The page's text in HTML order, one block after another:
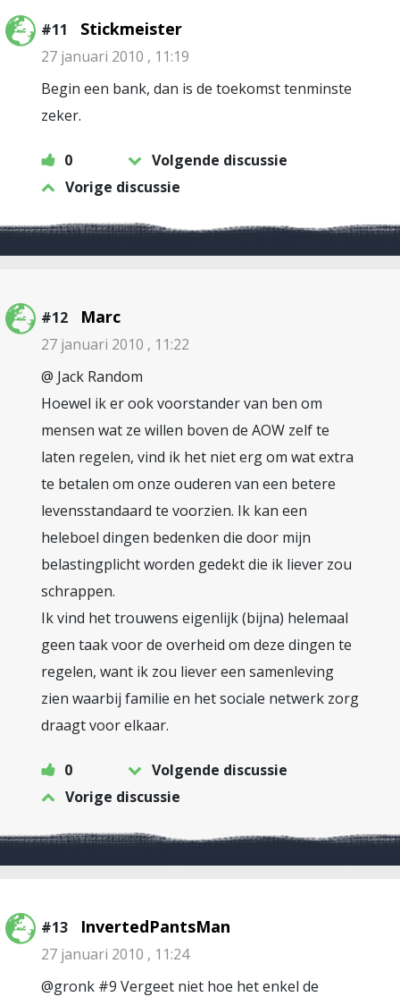
#11 Stickmeister
27 januari 2010 , 11:19
Begin een bank, dan is de toekomst tenminste
zeker.
0
Volgende discussie
Vorige discussie
#12 Marc
27 januari 2010 , 11:22
@ Jack Random
Hoewel ik er ook voorstander van ben om
mensen wat ze willen boven de AOW zelf te
laten regelen, vind ik het niet erg om wat extra
te betalen om onze ouderen van een betere
levensstandaard te voorzien. Ik kan een
heleboel dingen bedenken die door mijn
belastingplicht worden gedekt die ik liever zou
schrappen.
Ik vind het trouwens eigenlijk (bijna) helemaal
geen taak voor de overheid om deze dingen te
regelen, want ik zou liever een samenleving
zien waarbij familie en het sociale netwerk zorg
draagt voor elkaar.
0
Volgende discussie
Vorige discussie
#13 InvertedPantsMan
27 januari 2010 , 11:24
@gronk #9 Vergeet niet hoe het enkel de